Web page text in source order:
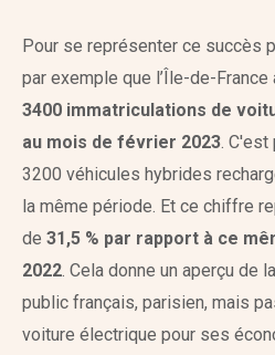
Pour se représenter ce succès
par exemple que l’Île-de-France
3400 immatriculations de
au mois de février 2023. C'est
3200 véhicules hybrides
la même période. Et ce chiffre
de 31,5 % par rapport à ce
2022. Cela donne un aperçu de
public français, parisien, mais
voiture électrique pour ses